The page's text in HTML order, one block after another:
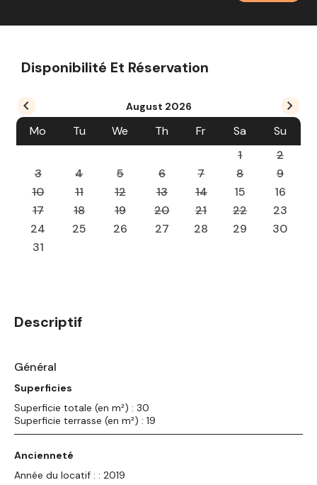
Disponibilité Et Réservation
August 2026
Mo Tu We Th Fr Sa
Su
1
2
3
4 5 6 7 8
9
10
11 12 13 14 15
16
17
18 19 20 21 22
23
24
25 26 27 28 29
30
31
Descriptif
Général
Superficies
Superficie totale (en m²) : 30
Superficie terrasse (en m²) : 19
Ancienneté
Année du locatif : : 2019